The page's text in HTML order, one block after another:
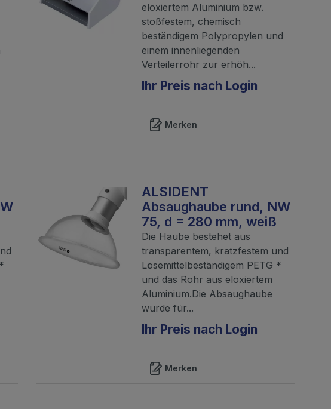
eloxiertem Aluminium bzw.
stoßfestem, chemisch
beständigem Polypropylen und
einem innenliegenden
Verteilerrohr zur erhöh...
Ihr Preis nach Login
Merken
ALSIDENT
Absaughaube rund, NW
75, d = 280 mm, weiß
Die Haube bestehet aus
transparentem, kratzfestem und
Lösemittelbeständigem PETG *
und das Rohr aus eloxiertem
Aluminium.Die Absaughaube
wurde für...
Ihr Preis nach Login
Merken